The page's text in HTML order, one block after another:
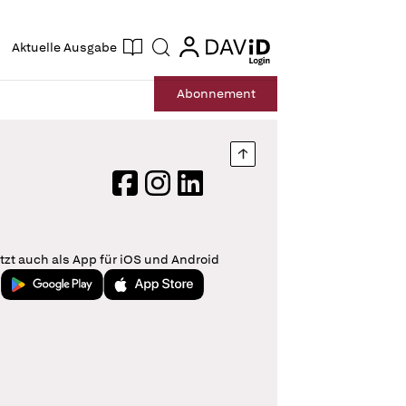
Aktuelle Ausgabe Suche login
login
Abonnement
Nach oben springen
FacebookInstagram
LinkedIn
auch als App für iOS und Android
Jetzt bei Google PlayLaden im App Store